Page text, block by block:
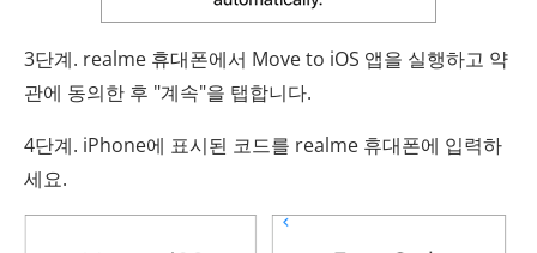
3단계. realme 휴대폰에서 Move to iOS 앱을 실행하고 약
관에 동의한 후 "계속"을 탭합니다.
4단계. iPhone에 표시된 코드를 realme 휴대폰에 입력하
세요.